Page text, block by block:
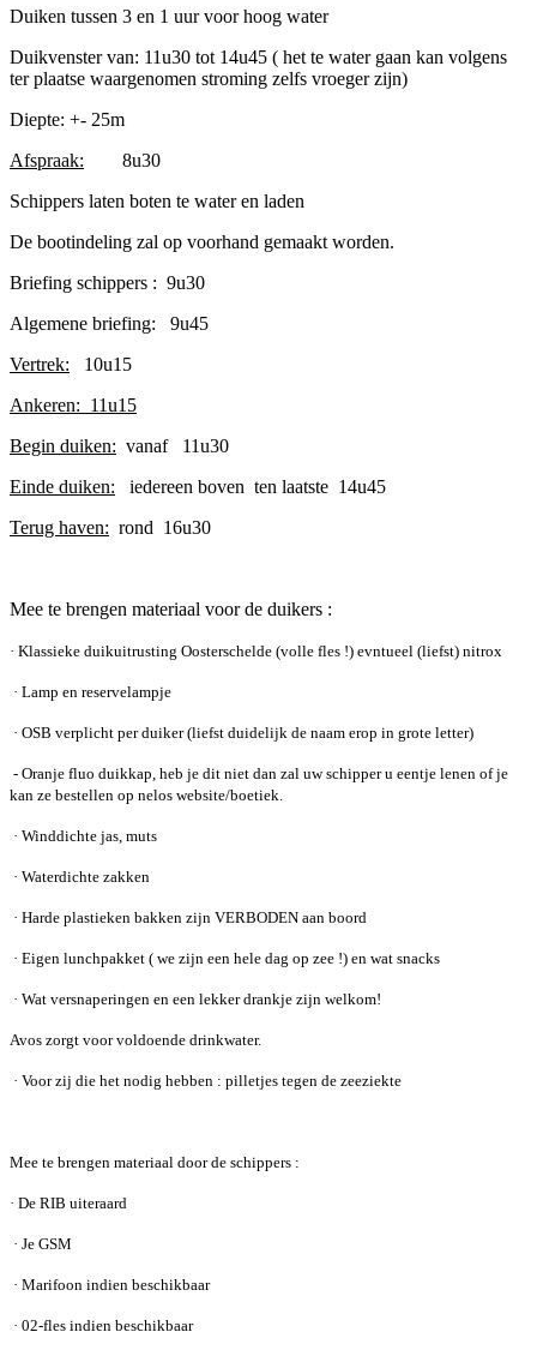
Duiken tussen 3 en 1 uur voor hoog water
Duikvenster van: 11u30 tot 14u45 ( het te water gaan kan volgens
ter plaatse waargenomen stroming zelfs vroeger zijn)
Diepte: +- 25m
Afspraak: 8u30
Schippers laten boten te water en laden
De bootindeling zal op voorhand gemaakt worden.
Briefing schippers : 9u30
Algemene briefing: 9u45
Vertrek: 10u15
Ankeren: 11u15
Begin duiken: vanaf 11u30
Einde duiken: iedereen boven ten laatste 14u45
Terug haven: rond 16u30
Mee te brengen materiaal voor de duikers :
· Klassieke duikuitrusting Oosterschelde (volle fles !) evntueel (liefst) nitrox
· Lamp en reservelampje
· OSB verplicht per duiker (liefst duidelijk de naam erop in grote letter)
- Oranje fluo duikkap, heb je dit niet dan zal uw schipper u eentje lenen of je
kan ze bestellen op nelos website/boetiek.
· Winddichte jas, muts
· Waterdichte zakken
· Harde plastieken bakken zijn VERBODEN aan boord
· Eigen lunchpakket ( we zijn een hele dag op zee !) en wat snacks
· Wat versnaperingen en een lekker drankje zijn welkom!
Avos zorgt voor voldoende drinkwater.
· Voor zij die het nodig hebben : pilletjes tegen de zeeziekte
Mee te brengen materiaal door de schippers :
· De RIB uiteraard
· Je GSM
· Marifoon indien beschikbaar
· 02-fles indien beschikbaar